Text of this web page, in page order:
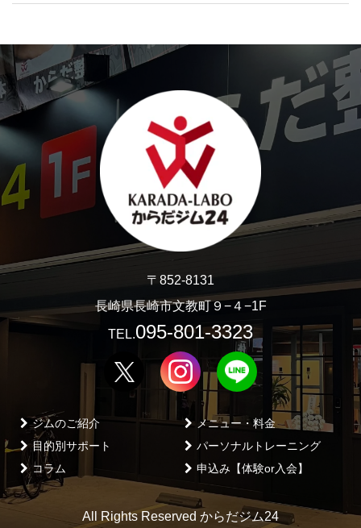
〒852-8131
長崎県長崎市文教町９−４−1F
TEL.095-801-3323
ジムのご紹介
メニュー・料金
目的別サポート
パーソナルトレーニング
コラム
申込み【体験or入会】
All Rights Reserved からだジム24